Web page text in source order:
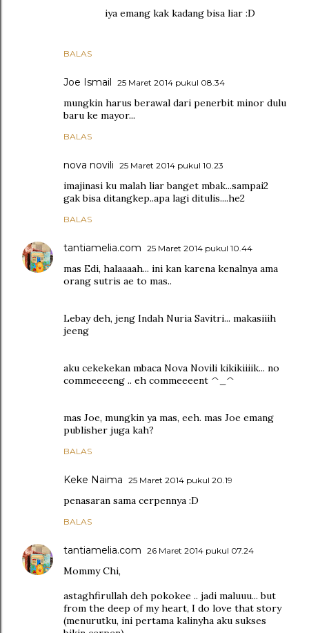
BALAS
iya emang kak kadang bisa liar :D
Joe Ismail 25 Maret 2014 pukul 08.34
mungkin harus berawal dari penerbit minor dulu
baru ke mayor...
BALAS
nova novili 25 Maret 2014 pukul 10.23
imajinasi ku malah liar banget mbak...sampai2
gak bisa ditangkep..apa lagi ditulis....he2
BALAS
tantiamelia.com 25 Maret 2014 pukul 10.44
mas Edi, halaaaah... ini kan karena kenalnya ama
orang sutris ae to mas..
Lebay deh, jeng Indah Nuria Savitri... makasiiih
jeeng
aku cekekekan mbaca Nova Novili kikikiiiik... no
commeeeeng .. eh commeeeent ^_^
mas Joe, mungkin ya mas, eeh. mas Joe emang
publisher juga kah?
BALAS
Keke Naima 25 Maret 2014 pukul 20.19
penasaran sama cerpennya :D
BALAS
tantiamelia.com 26 Maret 2014 pukul 07.24
Mommy Chi,
astaghfirullah deh pokokee .. jadi maluuu... but
from the deep of my heart, I do love that story
(menurutku, ini pertama kalinyha aku sukses